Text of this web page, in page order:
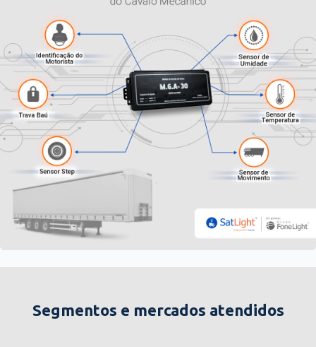
Segmentos e mercados atendidos